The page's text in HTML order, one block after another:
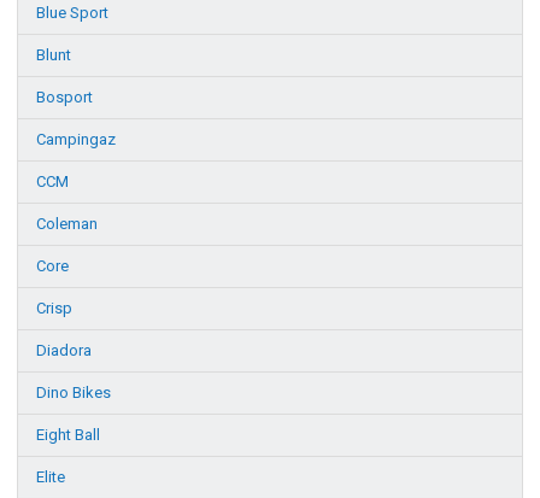
Blue Sport
Blunt
Bosport
Campingaz
CCM
Coleman
Core
Crisp
Diadora
Dino Bikes
Eight Ball
Elite